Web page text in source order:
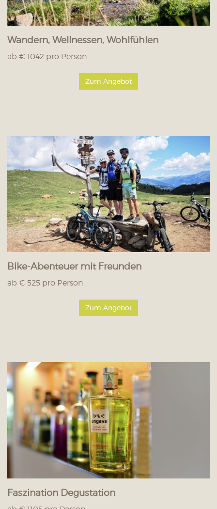
Wandern, Wellnessen, Wohlfühlen
ab € 1042 pro Person
Zum Angebot
Bike-Abenteuer mit Freunden
ab € 525 pro Person
Zum Angebot
Faszination Degustation